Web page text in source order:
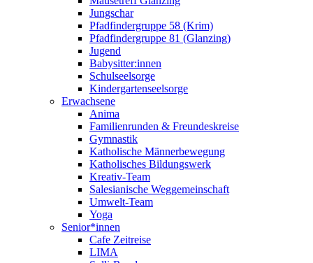
Jungschar
Pfadfindergruppe 58 (Krim)
Pfadfindergruppe 81 (Glanzing)
Jugend
Babysitter:innen
Schulseelsorge
Kindergartenseelsorge
Erwachsene
Anima
Familienrunden & Freundeskreise
Gymnastik
Katholische Männerbewegung
Katholisches Bildungswerk
Kreativ-Team
Salesianische Weggemeinschaft
Umwelt-Team
Yoga
Senior*innen
Cafe Zeitreise
LIMA